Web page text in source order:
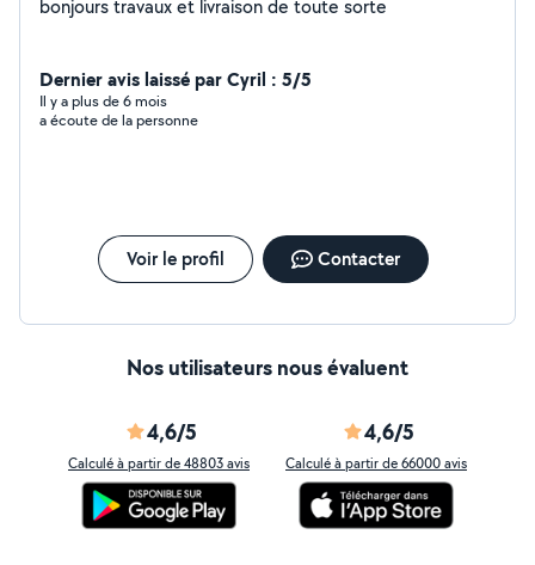
bonjours travaux et livraison de toute sorte
Dernier avis laissé par Cyril : 5/5
Il y a plus de 6 mois
a écoute de la personne
Voir le profil Contacter
Nos utilisateurs nous évaluent
4,6/5
Calculé à partir de 48803 avis
4,6/5
Calculé à partir de 66000 avis